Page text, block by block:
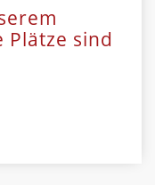
Plätze sind